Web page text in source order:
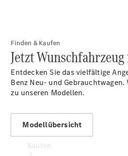
Standortsuche
Finden & Kaufen
Jetzt
Entdecken Sie das vielfältige
Benz Neu- und
zu unseren Modellen.
Modellübersicht